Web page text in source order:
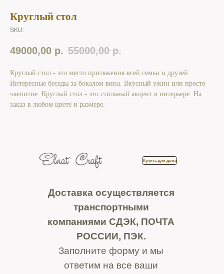
Круглый стол
SKU:
49000,00 р. 55000,00 р.
Круглый стол - это место притяжения всей семьи и друзей.
Интересные беседы за бокалом вина. Вкусный ужин или просто
чаепитие. Круглый стол - это стильный акцент в интерьере. На
заказ в любом цвете и размере.
Доставка осуществляется
транспортными
компаниями СДЭК, ПОЧТА
РОССИИ, ПЭК.
Заполните форму и мы
ответим на все ваши
Купить для дома